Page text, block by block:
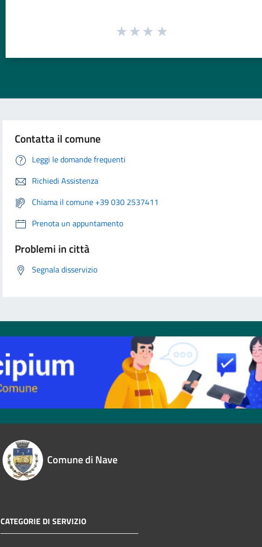
Contatta il comune
Leggi le domande frequenti
Richiedi Assistenza
Chiama il comune +39 030 2537411
Prenota un appuntamento
Problemi in città
Segnala disservizio
Comune di Nave
CATEGORIE DI SERVIZIO